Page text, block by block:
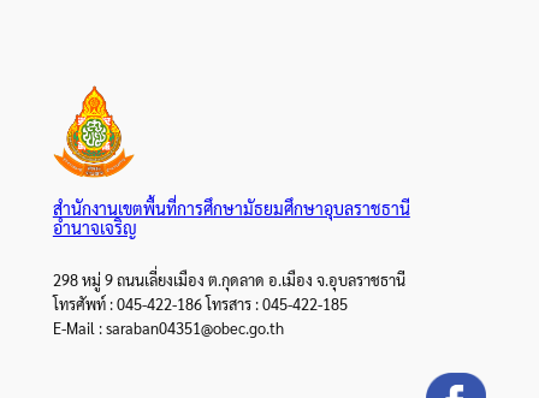
สำนักงานเขตพื้นที่การศึกษามัธยมศึกษาอุบลราชธานี
อำนาจเจริญ
298 หมู่ 9 ถนนเลี่ยงเมือง ต.กุดลาด อ.เมือง จ.อุบลราชธานี
โทรศัพท์ : 045-422-186 โทรสาร : 045-422-185
E-Mail : saraban04351@obec.go.th